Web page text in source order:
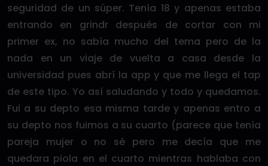
seguridad de un súper. Tenía 18 y apenas estaba
entrando en grindr después de cortar con mi
primer ex, no sabía mucho del tema pero de la
nada en un viaje de vuelta a casa desde la
universidad pues abrí la app y que me llega el tap
de este tipo. Yo así saludando y todo y quedamos.
Fui a su depto esa misma tarde y apenas entro a
su depto nos fuimos a su cuarto (parece que tenía
pareja mujer o no sé pero me decía que me
quedara piola en el cuarto mientras hablaba con